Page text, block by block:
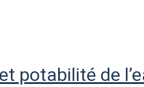
potabilité de